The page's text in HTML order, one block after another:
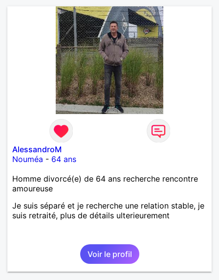
AlessandroM
Nouméa - 64 ans
Homme divorcé(e) de 64 ans recherche rencontre
amoureuse
Je suis séparé et je recherche une relation stable, je
suis retraité, plus de détails ulterieurement
Voir le profil